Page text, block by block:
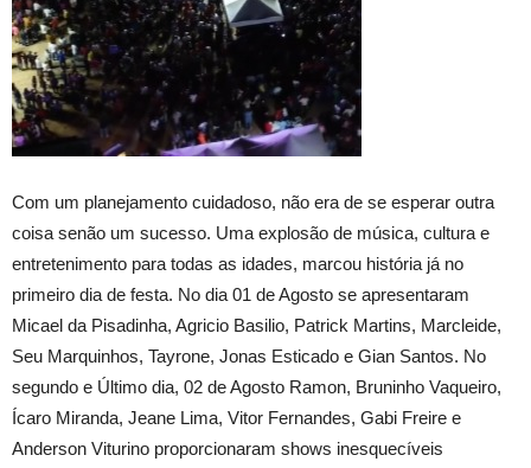
Com um planejamento cuidadoso, não era de se esperar outra
coisa senão um sucesso. Uma explosão de música, cultura e
entretenimento para todas as idades, marcou história já no
primeiro dia de festa. No dia 01 de Agosto se apresentaram
Micael da Pisadinha, Agricio Basilio, Patrick Martins, Marcleide,
Seu Marquinhos, Tayrone, Jonas Esticado e Gian Santos. No
segundo e Último dia, 02 de Agosto Ramon, Bruninho Vaqueiro,
Ícaro Miranda, Jeane Lima, Vitor Fernandes, Gabi Freire e
Anderson Viturino proporcionaram shows inesquecíveis